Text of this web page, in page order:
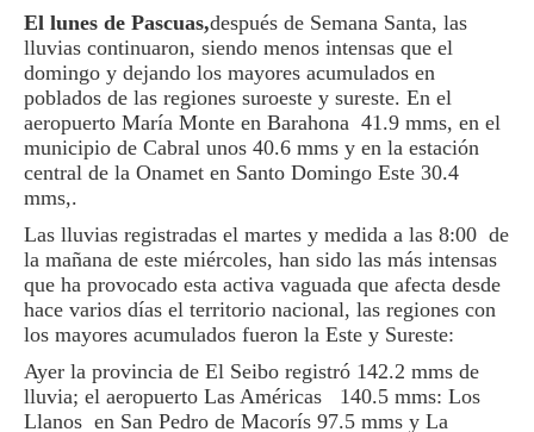
El lunes de Pascuas,después de Semana Santa, las
lluvias continuaron, siendo menos intensas que el
domingo y dejando los mayores acumulados en
poblados de las regiones suroeste y sureste. En el
aeropuerto María Monte en Barahona 41.9 mms, en el
municipio de Cabral unos 40.6 mms y en la estación
central de la Onamet en Santo Domingo Este 30.4
mms,.
Las lluvias registradas el martes y medida a las 8:00 de
la mañana de este miércoles, han sido las más intensas
que ha provocado esta activa vaguada que afecta desde
hace varios días el territorio nacional, las regiones con
los mayores acumulados fueron la Este y Sureste:
Ayer la provincia de El Seibo registró 142.2 mms de
lluvia; el aeropuerto Las Américas 140.5 mms: Los
Llanos en San Pedro de Macorís 97.5 mms y La